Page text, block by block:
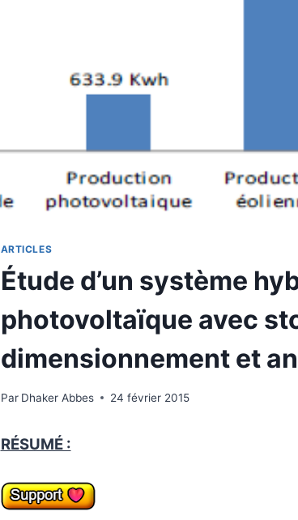
ARTICLES
Étude d’un système
photovoltaïque avec
dimensionnement et
Par Dhaker Abbes 24 février 2015
RÉSUMÉ :